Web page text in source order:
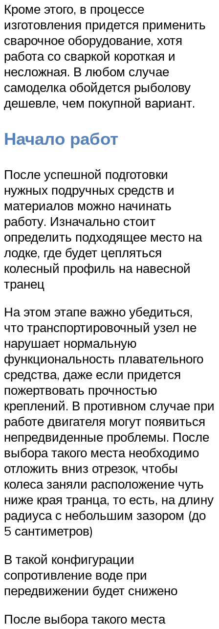
Кроме этого, в процессе
изготовления придется применить
сварочное оборудование, хотя
работа со сваркой короткая и
несложная. В любом случае
самоделка обойдется рыболову
дешевле, чем покупной вариант.
Начало работ
После успешной подготовки
нужных подручных средств и
материалов можно начинать
работу. Изначально стоит
определить подходящее место на
лодке, где будет цепляться
колесный профиль на навесной
транец
На этом этапе важно убедиться,
что транспортировочный узел не
нарушает нормальную
функциональность плавательного
средства, даже если придется
пожертвовать прочностью
креплений. В противном случае при
работе двигателя могут появиться
непредвиденные проблемы. После
выбора такого места необходимо
отложить вниз отрезок, чтобы
колеса заняли расположение чуть
ниже края транца, то есть, на длину
радиуса с небольшим зазором (до
5 сантиметров)
В такой конфигурации
сопротивление воде при
передвижении будет снижено
После выбора такого места